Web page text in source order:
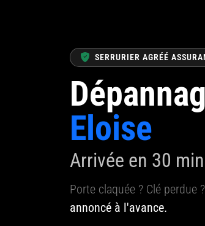
SERRURIER AGRÉÉ
Eloise
Arrivée en 30
Porte claquée ? Clé perdue
annoncé à l'avance.